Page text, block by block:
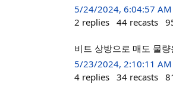
5/24/2024, 6:04:57 AM
2 replies 44 recasts
비트 상방으로 매도 물
5/23/2024, 2:10:11 AM
4 replies 34 recasts